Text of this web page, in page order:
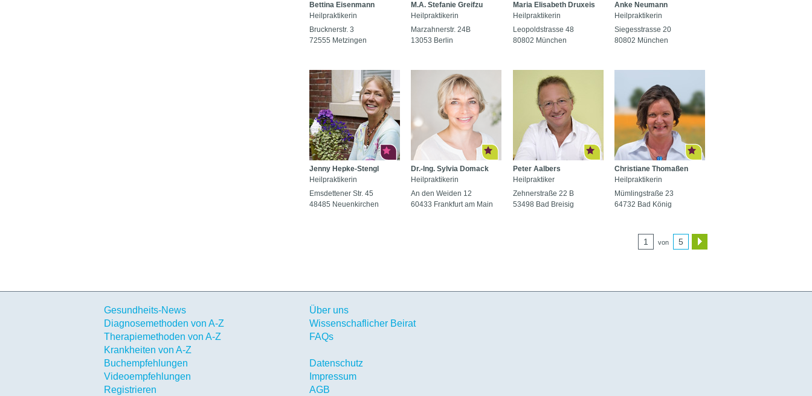
Bettina Eisenmann
Heilpraktikerin
Brucknerstr. 3
72555 Metzingen
M.A. Stefanie Greifzu
Heilpraktikerin
Marzahnerstr. 24B
13053 Berlin
Maria Elisabeth Druxeis
Heilpraktikerin
Leopoldstrasse 48
80802 München
Anke Neumann
Heilpraktikerin
Siegesstrasse 20
80802 München
Jenny Hepke-Stengl
Heilpraktikerin
Emsdettener Str. 45
48485 Neuenkirchen
Dr.-Ing. Sylvia Domack
Heilpraktikerin
An den Weiden 12
60433 Frankfurt am Main
Peter Aalbers
Heilpraktiker
Zehnerstraße 22 B
53498 Bad Breisig
Christiane Thomaßen
Heilpraktikerin
Mümlingstraße 23
64732 Bad König
1 von 5
Gesundheits-News
Diagnosemethoden von A-Z
Therapiemethoden von A-Z
Krankheiten von A-Z
Buchempfehlungen
Videoempfehlungen
Registrieren
Über uns
Wissenschaflicher Beirat
FAQs
Datenschutz
Impressum
AGB